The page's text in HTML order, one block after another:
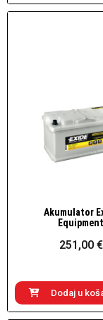
Brzi
Akumulator
Equipment
251,00 €
Dodaj u